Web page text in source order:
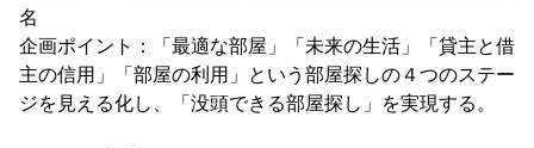
名
企画ポイント：「最適な部屋」「未来の生活」「貸主と借
主の信用」「部屋の利用」という部屋探しの４つのステー
ジを見える化し、「没頭できる部屋探し」を実現する。